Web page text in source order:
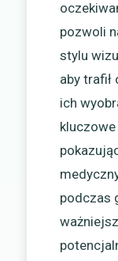
pozwoli
stylu
aby trafił
ich
podczas